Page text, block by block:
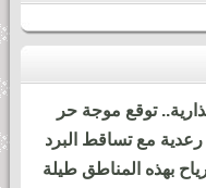
توقع موجة حر
مع تساقط البرد
بهذه المناطق طيلة